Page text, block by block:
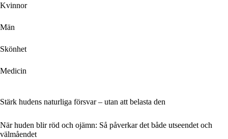
Kvinnor
Män
Skönhet
Medicin
Stärk hudens naturliga försvar – utan att belasta den
När huden blir röd och ojämn: Så påverkar det både utseendet och
välmåendet